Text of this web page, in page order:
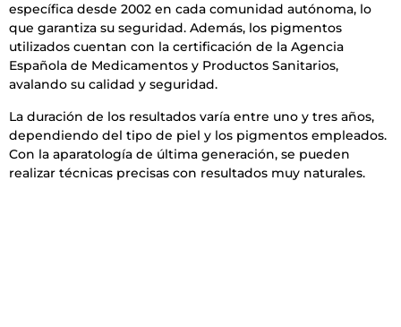
específica desde 2002 en cada comunidad autónoma, lo
que garantiza su seguridad. Además, los pigmentos
utilizados cuentan con la certificación de la Agencia
Española de Medicamentos y Productos Sanitarios,
avalando su calidad y seguridad.
La duración de los resultados varía entre uno y tres años,
dependiendo del tipo de piel y los pigmentos empleados.
Con la aparatología de última generación, se pueden
realizar técnicas precisas con resultados muy naturales.